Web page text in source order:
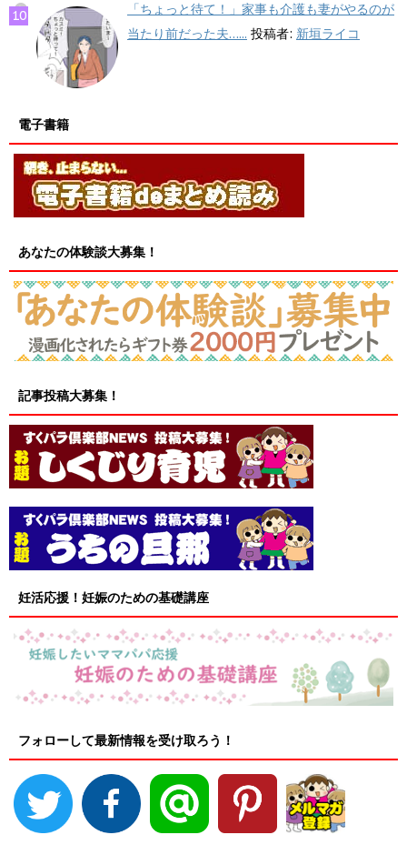
「ちょっと待て！」家事も介護も妻がやるのが
当たり前だった夫…... 投稿者: 新垣ライコ
電子書籍
あなたの体験談大募集！
記事投稿大募集！
妊活応援！妊娠のための基礎講座
フォローして最新情報を受け取ろう！